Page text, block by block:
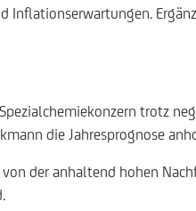
trotz
die Jahresprognose
der anhaltend hohen